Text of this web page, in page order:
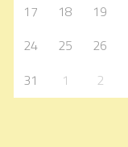
17
18 19
24
25 26
31
1 2